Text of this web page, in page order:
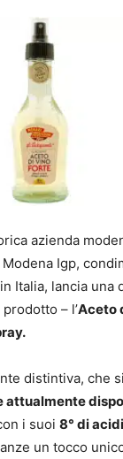
azienda
Igp,
Italia, lancia una
– l’Aceto
distintiva, che
attualmente
i suoi 8° di
un tocco